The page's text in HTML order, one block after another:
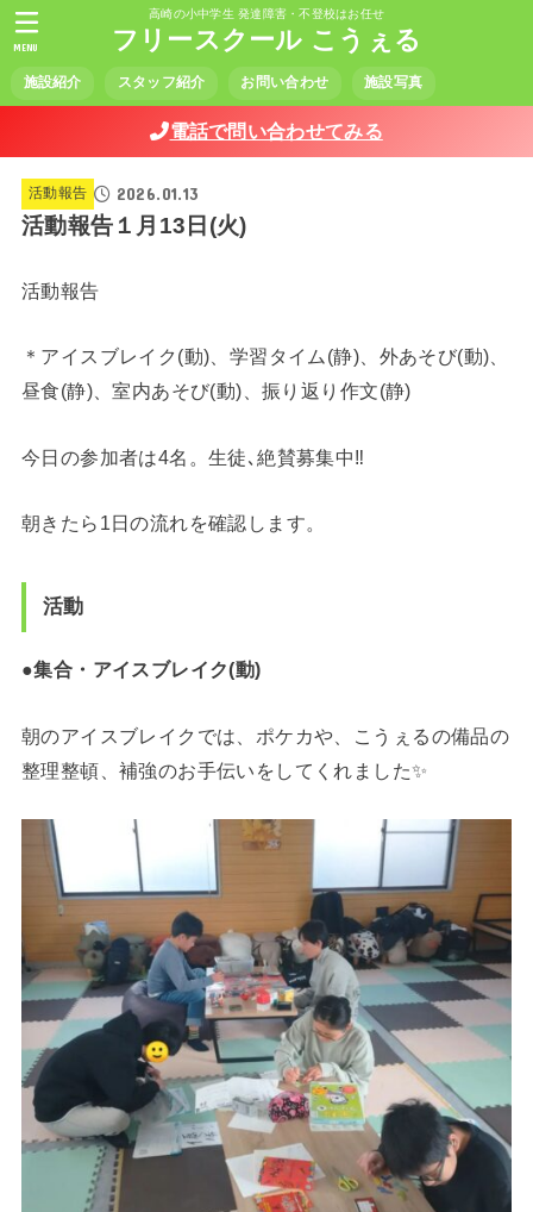
高崎の小中学生 発達障害・不登校はお任せ
フリースクール こうぇる
施設紹介 スタッフ紹介 お問い合わせ 施設写真
MENU
電話で問い合わせてみる
活動報告 2026.01.13
活動報告１月13日(火)
活動報告
＊アイスブレイク(動)、学習タイム(静)、外あそび(動)、
昼食(静)、室内あそび(動)、振り返り作文(静)
今日の参加者は4名。生徒､絶賛募集中‼️
朝きたら1日の流れを確認します。
活動
●集合・アイスブレイク(動)
朝のアイスブレイクでは、ポケカや、こうぇるの備品の
整理整頓、補強のお手伝いをしてくれました✨